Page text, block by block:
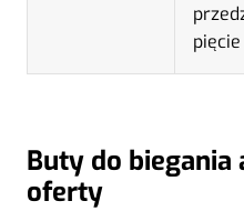
pięcie
Buty do biegania
oferty